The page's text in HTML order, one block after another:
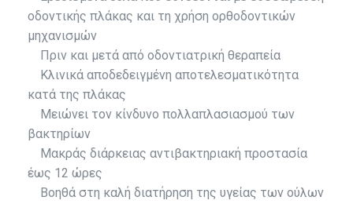
οδοντικής πλάκας και τη χρήση ορθοδοντικών
μηχανισμών
Πριν και μετά από οδοντιατρική θεραπεία
Κλινικά αποδεδειγμένη αποτελεσματικότητα
κατά της πλάκας
Μειώνει τον κίνδυνο πολλαπλασιασμού των
βακτηρίων
Μακράς διάρκειας αντιβακτηριακή προστασία
έως 12 ώρες
Βοηθά στη καλή διατήρηση της υγείας των ούλων